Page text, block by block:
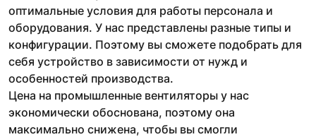
оптимальные условия для работы персонала и
оборудования. У нас представлены разные типы и
конфигурации. Поэтому вы сможете подобрать для
себя устройство в зависимости от нужд и
особенностей производства.
Цена на промышленные вентиляторы у нас
экономически обоснована, поэтому она
максимально снижена, чтобы вы смогли